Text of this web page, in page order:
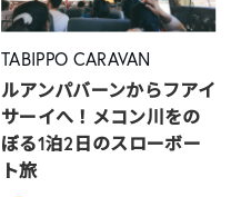
TABIPPO CARAVAN
ルアンパバーンからフアイ
サーイへ！メコン川をの
ぼる1泊2日のスローボー
ト旅